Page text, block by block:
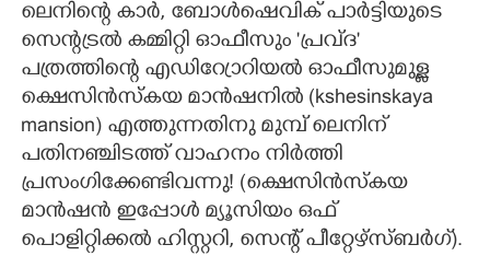
ലെനിന്റെ കാർ,​ ബോൾഷെവിക് പാർട്ടിയുടെ
സെന്റട്രൽ കമ്മിറ്റി ഓഫീസും 'പ്രവ്ദ"
പത്രത്തിന്റെ എഡിറ്രോറിയൽ ഓഫീസുമുള്ള
ക്ഷെസിൻസ്കയ മാൻഷനിൽ (kshesinskaya
mansion) എത്തുന്നതിനു മുമ്പ് ലെനിന്
പതിനഞ്ചിടത്ത് വാഹനം നിർത്തി
പ്രസംഗിക്കേണ്ടിവന്നു! (ക്ഷെസിൻസ്കയ
മാൻഷൻ ഇപ്പോൾ മ്യൂസിയം ഒഫ്
പൊളിറ്റിക്കൽ ഹിസ്റ്ററി,​ സെന്റ് പീറ്റേഴ്സ്ബർഗ്)​.